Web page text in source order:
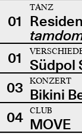
01
TANZ
01 Südpol
03
KONZERT
Bikini
04
CLUB
MOVE